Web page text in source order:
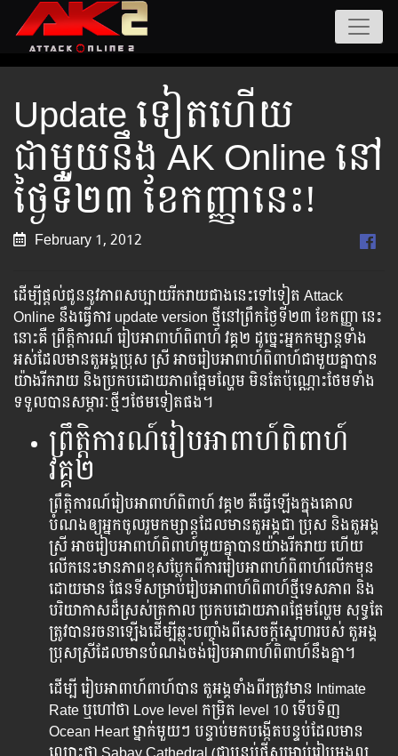
Update ទៀត​ហើយ​
ជាមួយ​នឹង​ AK Online នៅ​
ថ្ងៃទី២៣ ខែកញ្ញានេះ!
February 1, 2012
ដើម្បី​ផ្តល់​ជូននូវ​ភាព​សប្បាយរីករាយ​ជាង​នេះ​ទៅ​ទៀត​ Attack
Online នឹងធ្វើការ update version ថ្មី​នៅ​​ព្រឹក​ថ្ងៃទី២៣ ខែកញ្ញា នេះ
នោះ​គឺ​ ព្រឹត្តិការណ៍ ​រៀបអាពាហ៍ពិពាហ៍ វគ្គ២ ដូច្នេះ​អ្នក​កម្សាន្ត​ទាំង
អស់​ដែល​មាន​តួអង្គ​ប្រុស​ ស្រី​ អាច​រៀប​អាពាហ៍ពិពាហ៍​ជា​មួយ​គ្នា​បាន​
យ៉ាង​រីក​រាយ​ និង​ប្រកប​ដោយ​ភាព​ផ្អែម​ល្ហែម​ មិន​តែ​ប៉ុណ្ណោះ​ថែម​ទាំង​
ទទួល​បាន​សម្ភារៈ​ថ្មីៗ​ថែម​ទៀត​ផង។
ព្រឹត្តិការណ៍​រៀប​អាពាហ៍ពិពាហ៍
វគ្គ២
ព្រឹត្តិការណ៍​រៀប​អាពាហ៍ពិពាហ៍ វគ្គ២ គឺ​ធ្វើ​ឡើង​ក្នុង​គោល​
បំណង​ឲ្យ​អ្នក​ចូល​រួម​កម្សាន្ត​ដែល​មាន​តួអង្គជា​ ប្រុស​ និង​តួអង្គ​
ស្រី​ អាច​រៀបអាពាហ៍ពិពាហ៍មួយ​គ្នា​បាន​យ៉ាង​រីករាយ ហើយ​
លើក​នេះ​មាន​ភាព​ខុស​ប្លែក​ពី​ការ​រៀប​អាពាហ៍ពិពាហ៍​លើក​មុន​
ដោយ​មាន​ ផែន​ទី​សម្រាប់​រៀប​អាពាហ៍ពិពាហ៍ថ្មី​ទេសភាព និង​
បរិយាកាស​ដ៏​ស្រស់​ត្រកាល ប្រកប​ដោយ​ភាព​ផ្អែមល្ហែម សុទ្ធ​តែ​
ត្រូវ​បាន​រចនា​ឡើងដើម្បី​ឆ្លុះ​បញ្ចាំង​ពី​សេចក្ដី​ស្នេហារបស់​ តួអង្គ​
ប្រុស​ស្រី​ដែល​មាន​បំណង​ចង់​រៀបអាពាហ៍ពិពាហ៍នឹង​គ្នា​។
ដើម្បី ​រៀប​អាពាហ៍ពាហ៍​បាន​ តួអង្គ​ទាំងពី​រ​ត្រូវ​មាន Intimate
Rate ឬហៅ​ថា​ Love level កម្រិត​ level 10 ទើប​ទិញ​​​
Ocean Heart ម្នាក់​មួយៗ បន្ទាប់​មក​បង្កើត​បន្ទប់​​ដែល​មាន​